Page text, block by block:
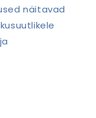
näitavad